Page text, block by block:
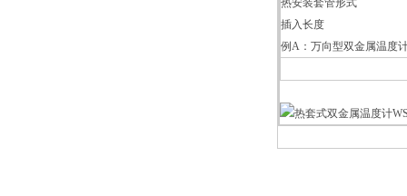
热安装套管形式
插入长度
例A：万向型双金属温度